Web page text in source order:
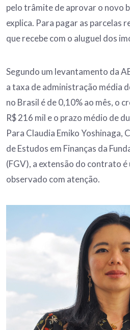
pelo trâmite de aprovar o novo
explica. Para pagar as parcelas
que recebe com o aluguel dos
Segundo um levantamento da
a taxa de administração média
no Brasil é de 0,10% ao mês, o
R$ 216 mil e o prazo médio de
Para Claudia Emiko
de Estudos em Finanças da
(FGV), a extensão do contrato
observado com atenção.